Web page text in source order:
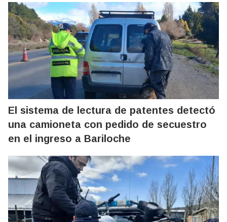
El sistema de lectura de patentes detectó
una camioneta con pedido de secuestro
en el ingreso a Bariloche